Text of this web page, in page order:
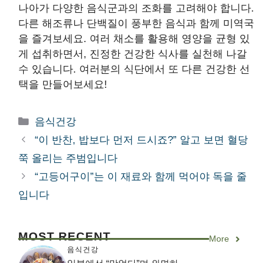
나아가 다양한 음식군과의 조화를 고려해야 합니다.
다른 해조류나 단백질이 풍부한 음식과 함께 미역국
을 즐겨보세요. 여러 채소를 활용해 영양을 균형 있
게 섭취하면서, 진정한 건강한 식사를 실천해 나갈
수 있습니다. 여러분의 식단에서 또 다른 건강한 선
택을 만들어보세요!
카
테
리
음식건강
“이 반찬, 밥보다 먼저 드시죠?” 알고 보면 혈당
쭉 올리는 주범입니다
“고등어구이”는 이 재료와 함께 먹어야 독을 줄
입니다
MOST RECENT More
음식건강